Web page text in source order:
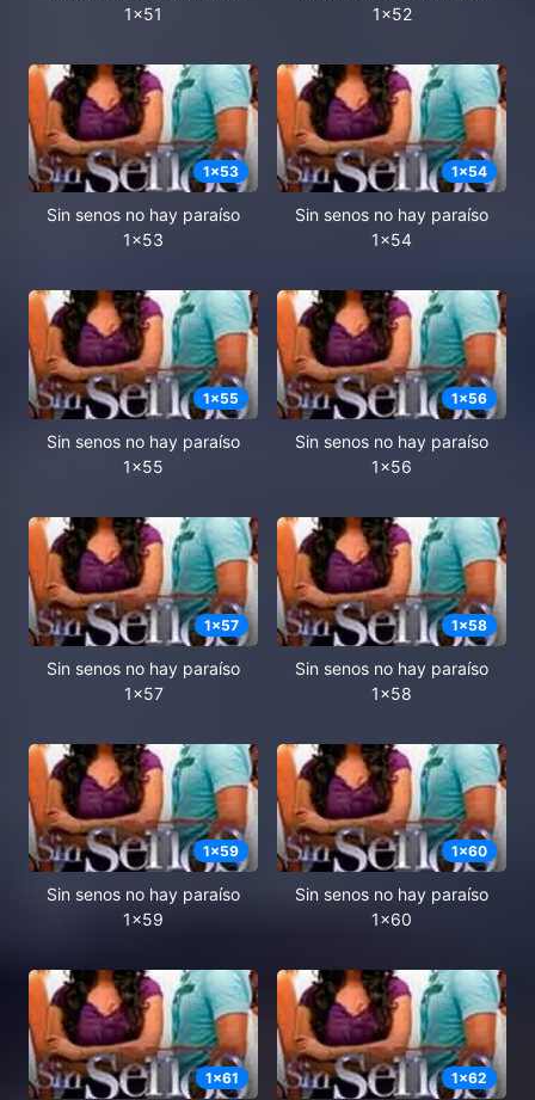
1x51
1x52
1x53
Sin senos no hay paraíso
1x53
1x54
Sin senos no hay paraíso
1x54
1x55
Sin senos no hay paraíso
1x55
1x56
Sin senos no hay paraíso
1x56
1x57
Sin senos no hay paraíso
1x57
1x58
Sin senos no hay paraíso
1x58
1x59
Sin senos no hay paraíso
1x59
1x60
Sin senos no hay paraíso
1x60
1x61 1x62